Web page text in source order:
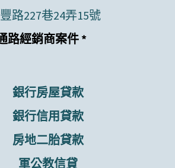
路227巷24弄15號
路經銷商案件 *
銀行房屋貸款
銀行信用貸款
房地二胎貸款
軍公教信貸